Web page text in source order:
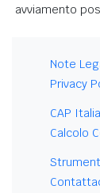
avviamento
Note
Privacy
CAP Italia
Calcolo